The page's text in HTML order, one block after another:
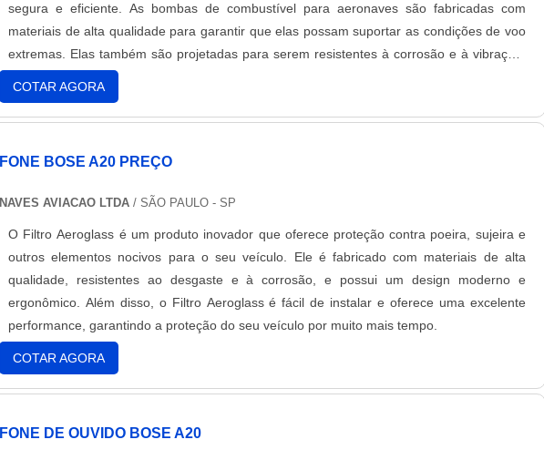
segura e eficiente. As bombas de combustível para aeronaves são fabricadas com
materiais de alta qualidade para garantir que elas possam suportar as condições de voo
extremas. Elas também são projetadas para serem resistentes à corrosão e à vibração,
para garantir que elas possam funcionar por muitos anos.
COTAR AGORA
FONE BOSE A20 PREÇO
NAVES AVIACAO LTDA / SÃO PAULO - SP
O Filtro Aeroglass é um produto inovador que oferece proteção contra poeira, sujeira e
outros elementos nocivos para o seu veículo. Ele é fabricado com materiais de alta
qualidade, resistentes ao desgaste e à corrosão, e possui um design moderno e
ergonômico. Além disso, o Filtro Aeroglass é fácil de instalar e oferece uma excelente
performance, garantindo a proteção do seu veículo por muito mais tempo.
COTAR AGORA
FONE DE OUVIDO BOSE A20